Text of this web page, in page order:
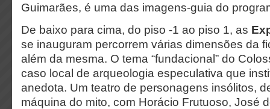
Guimarães, é uma das imagens-guia do
De baixo para cima, do piso -1 ao piso 1, as E
se inauguram percorrem várias dimensões da
além da mesma. O tema “fundacional” do
caso local de arqueologia especulativa que
anedota. Um teatro de personagens insólitos,
máquina do mito, com Horácio Frutuoso, José